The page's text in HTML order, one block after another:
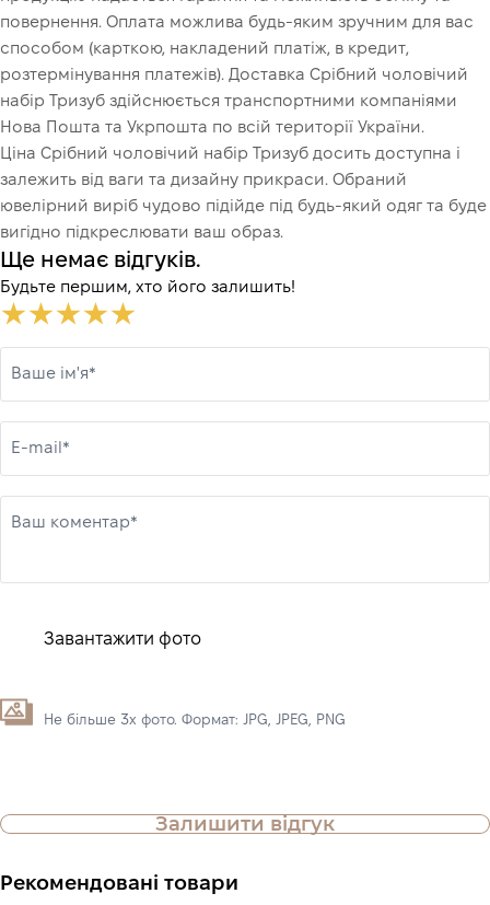
повернення. Оплата можлива будь-яким зручним для вас
способом (карткою, накладений платіж, в кредит,
розтермінування платежів). Доставка Срібний чоловічий
набір Тризуб здійснюється транспортними компаніями
Нова Пошта та Укрпошта по всій території України.
Ціна Срібний чоловічий набір Тризуб досить доступна і
залежить від ваги та дизайну прикраси. Обраний
ювелірний виріб чудово підійде під будь-який одяг та буде
вигідно підкреслювати ваш образ.
Ще немає відгуків.
Будьте першим, хто його залишить!
Ваше ім'я*
E-mail*
Ваш коментар*
Завантажити фото
Не більше 3х фото. Формат: JPG, JPEG, PNG
Залишити відгук
Рекомендовані товари